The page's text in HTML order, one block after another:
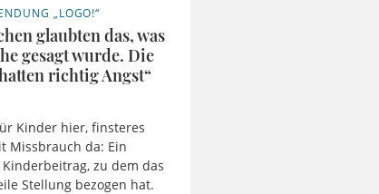
„LOGO!“
glaubten das, was
gesagt wurde. Die
richtig Angst“
Kinder hier, finsteres
Missbrauch da: Ein
zu dem das
Stellung bezogen hat.